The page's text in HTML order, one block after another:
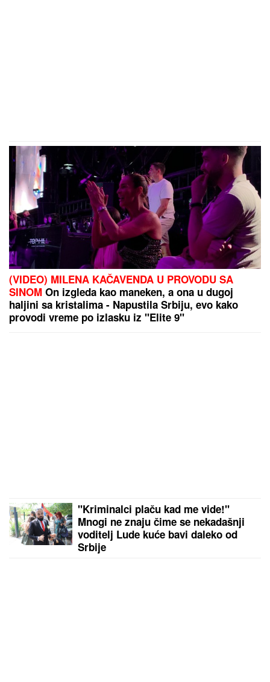
(VIDEO) MILENA KAČAVENDA U PROVODU SA
SINOM On izgleda kao maneken, a ona u dugoj
haljini sa kristalima - Napustila Srbiju, evo kako
provodi vreme po izlasku iz "Elite 9"
"Kriminalci plaču kad me vide!"
Mnogi ne znaju čime se nekadašnji
voditelj Lude kuće bavi daleko od
Srbije